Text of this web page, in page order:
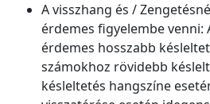
A visszhang és /
érdemes figyelembe venni:
érdemes hosszabb
számokhoz rövidebb
késleltetés hangszíne